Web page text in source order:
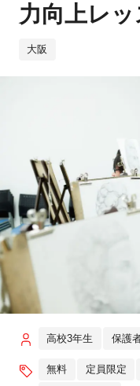
力向上レッ
大阪
高校3年生 保護
無料 定員限定